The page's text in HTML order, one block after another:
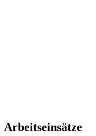
Arbeitseinsätze